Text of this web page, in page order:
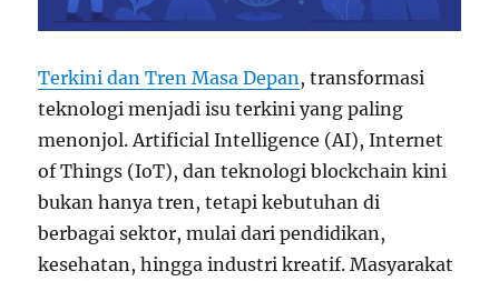
Terkini dan Tren Masa Depan , transformasi
teknologi menjadi isu terkini yang paling
menonjol. Artificial Intelligence (AI), Internet
of Things (IoT), dan teknologi blockchain kini
bukan hanya tren, tetapi kebutuhan di
berbagai sektor, mulai dari pendidikan,
kesehatan, hingga industri kreatif. Masyarakat